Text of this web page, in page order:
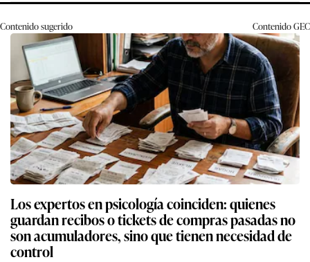
Contenido sugerido ContenidoGEC
Los expertos en psicología coinciden: quienes
guardan recibos o tickets de compras pasadas no
son acumuladores, sino que tienen necesidad de
control